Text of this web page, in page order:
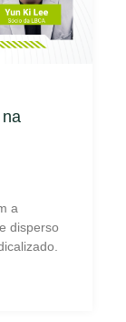
a
disperso